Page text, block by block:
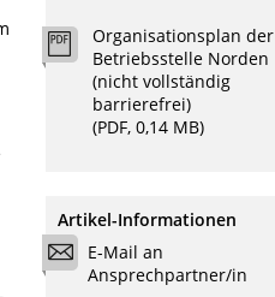
Organisationsplan der
Betriebsstelle Norden
(nicht vollständig
barrierefrei)
(PDF, 0,14 MB)
Artikel-Informationen
E-Mail an
Ansprechpartner/in